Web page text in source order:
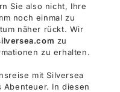
Sie also nicht, Ihre
noch einmal zu
näher rückt. Wir
zu
zu erhalten.
mit Silversea
In diesen